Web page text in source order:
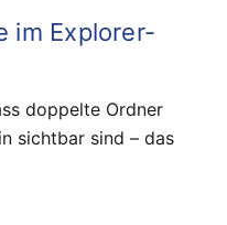
im Explorer-
doppelte Ordner
sichtbar sind – das